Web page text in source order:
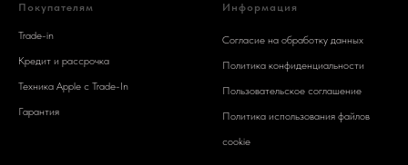
Покупателям
Trade-in
Кредит и рассрочка
Техника Apple c Trade-In
Гарантия
Информация
Согласие на обработку данных
Политика конфиденциальности
Пользовательское соглашение
Политика использования файлов
cookie